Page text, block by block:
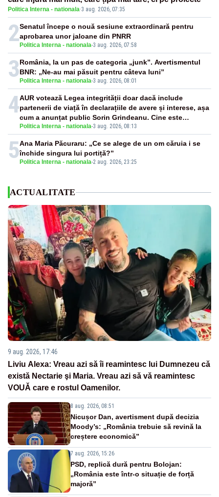
Politica Interna - nationala·3 aug. 2026, 07:35
2 Politica Interna - nationala-3 aug. 2026, 07:58
Senatul începe o nouă sesiune extraordinară pentru
aprobarea unor jaloane din PNRR
3 Politica Interna - nationala-3 aug. 2026, 08:01
România, la un pas de categoria „junk”. Avertismentul
BNR: „Ne-au mai păsuit pentru câteva luni”
4
Politica Interna - nationala-3 aug. 2026, 08:13
AUR votează Legea integrității doar dacă include
partenerii de viață în declarațiile de avere și interese, așa
cum a anunțat public Sorin Grindeanu. Cine este
incompatibil sau în conflict de interese trebuie să plece
din funcție: fără excepții!
5 Politica Interna - nationala-2 aug. 2026, 23:25
Ana Maria Păcuraru: „Ce se alege de un om căruia i se
închide singura lui portiță?”
ACTUALITATE
9 aug. 2026, 17:46
Liviu Alexa: Vreau azi sǎ îi reamintesc lui Dumnezeu cǎ
existǎ Nectarie şi Maria. Vreau azi sǎ vǎ reamintesc
VOUǍ care e rostul Oamenilor.
8 aug. 2026, 08:51
Nicușor Dan, avertisment după decizia
Moody’s: „România trebuie să revină la
creștere economică”
7 aug. 2026, 15:26
PSD, replică dură pentru Bolojan:
„România este într-o situație de forță
majoră”